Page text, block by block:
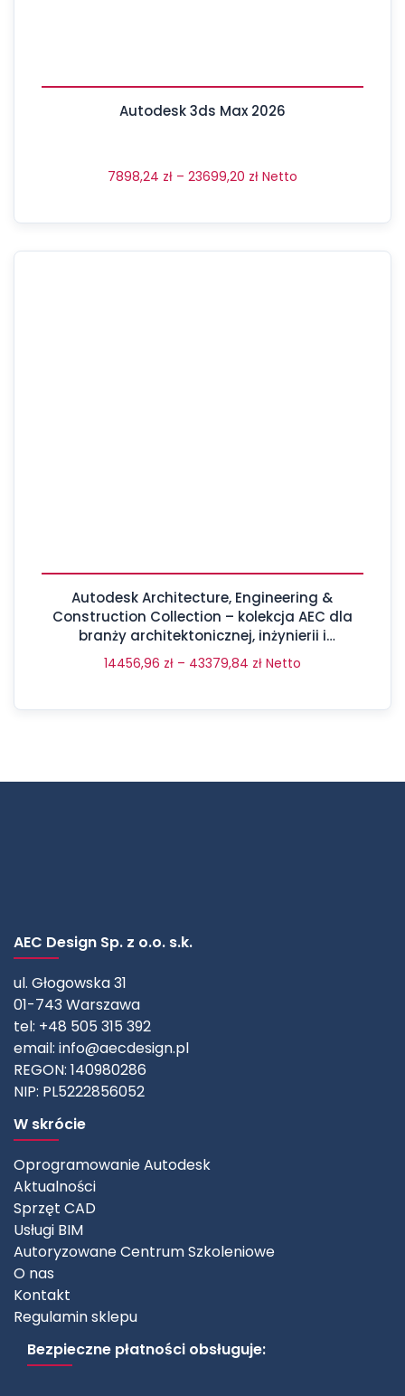
Autodesk 3ds Max 2026
7898,24 zł – 23699,20 zł Netto
Autodesk Architecture, Engineering &
Construction Collection – kolekcja AEC dla
branży architektonicznej, inżynierii i
budownictwa
14456,96 zł – 43379,84 zł Netto
AEC Design Sp. z o.o. s.k.
ul. Głogowska 31
01-743 Warszawa
tel: +48 505 315 392
email: info@aecdesign.pl
REGON: 140980286
NIP: PL5222856052
W skrócie
Oprogramowanie Autodesk
Aktualności
Sprzęt CAD
Usługi BIM
Autoryzowane Centrum Szkoleniowe
O nas
Kontakt
Regulamin sklepu
Bezpieczne płatności obsługuje: